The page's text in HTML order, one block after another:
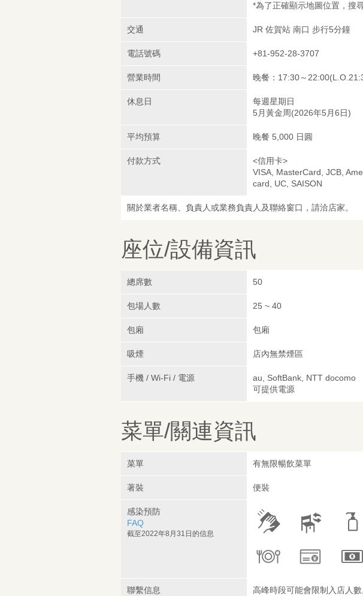
*為了正確顯示地圖位置，搜
交通 JR 佐賀站 南口 步行5分鐘
電話號碼 +81-952-28-3707
營業時間 晚餐：17:30～
休息日
每週星期日
5月黃金周(2026年5月6日)
平均預算 晚餐 5,000 日圓
付款方式
<信用卡>
VISA, MasterCard, JCB,
card, UC, SAISON
關於業者名稱、負責人或業務負責人及聯絡窗口，請洽店家。
座位/設備資訊
總席數 50
包場人數 25 ~ 40
包廂 包廂
吸煙 店內無禁煙區
手機 / Wi-Fi / 電源
au, SoftBank, NTT docomo
可提供電源
菜單/關連資訊
菜單 有無限暢飲菜單
著裝 便裝
感染預防
FAQ
截至2022年8月31日的信息
聯繫信息 高峰時段可能會限制入店人數